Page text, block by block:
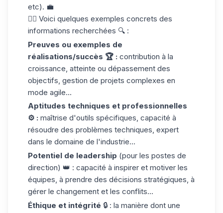
etc). 💼
👉🏼 Voici quelques exemples concrets des
informations recherchées 🔍 :
Preuves ou exemples de
réalisations/succès 🏆 : contribution à la
croissance, atteinte ou dépassement des
objectifs, gestion de projets complexes en
mode agile...
Aptitudes techniques et professionnelles
⚙️ : maîtrise d'outils spécifiques, capacité à
résoudre des problèmes techniques, expert
dans le domaine de l'industrie...
Potentiel de leadership (pour les postes de
direction) 👑 : capacité à inspirer et motiver les
équipes, à prendre des décisions stratégiques, à
gérer le changement et les conflits...
Éthique et intégrité 🔒 : la manière dont une